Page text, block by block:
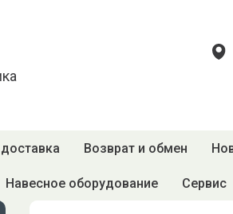
Возврат и обмен
Навесное оборудование Сервис